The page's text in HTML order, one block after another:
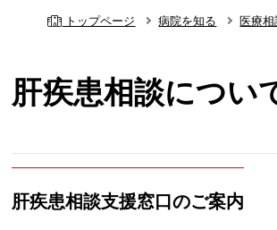
トップページ 病院を知る 医療相
肝疾患相談につい
肝疾患相談支援窓口のご案内